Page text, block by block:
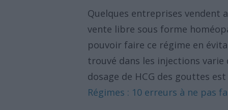
Quelques entreprises vendent
vente libre sous forme
pouvoir faire ce régime en
trouvé dans les injections varie
dosage de HCG des gouttes
Régimes : 10 erreurs à ne pas